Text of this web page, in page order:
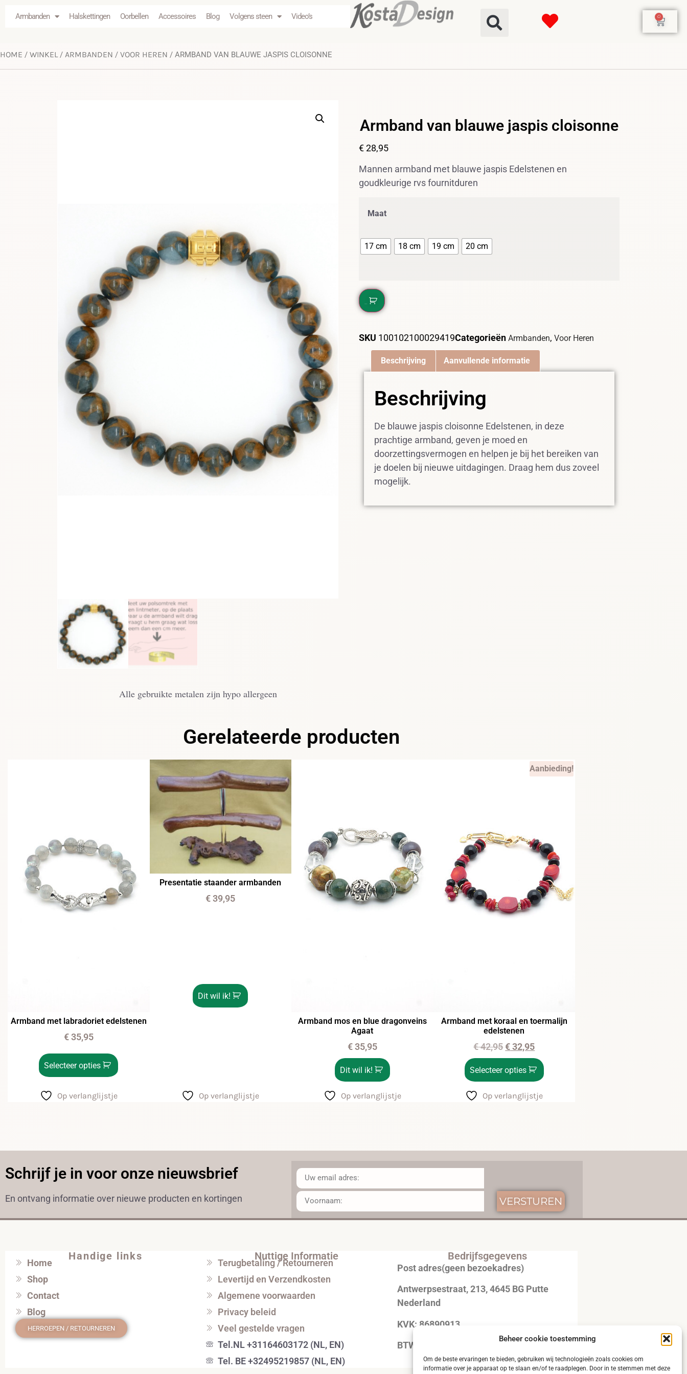
Beheer cookie toestemming
Om de beste ervaringen te bieden, gebruiken wij technologieën zoals cookies om
informatie over je apparaat op te slaan en/of te raadplegen. Door in te stemmen met deze
Armbanden Halskettingen Oorbellen Accessoires Blog Volgens steen Video’s 0
HOME / WINKEL/ ARMBANDEN / VOOR HEREN / ARMBAND VAN BLAUWE JASPIS CLOISONNE
Alle gebruikte metalen zijn hypo allergeen
Armband van blauwe jaspis cloisonne
€28,95
Mannen armband met blauwe jaspis Edelstenen en
goudkleurige rvs fournitduren
Maat
17 cm 18 cm 19 cm 20 cm
SKU 100102100029419Categorieën Armbanden, Voor Heren
Beschrijving Aanvullende informatie
Beschrijving
De blauwe jaspis cloisonne Edelstenen, in deze
prachtige armband, geven je moed en
doorzettingsvermogen en helpen je bij het bereiken van
je doelen bij nieuwe uitdagingen. Draag hem dus zoveel
mogelijk.
Gerelateerde producten
Armband met labradoriet edelstenen
€35,95
Selecteer opties
Op verlanglijstje
Presentatie staander armbanden
€39,95
Dit wil ik!
Op verlanglijstje
Armband mos en blue dragonveins
Agaat
€35,95
Dit wil ik!
Op verlanglijstje
Aanbieding!
Armband met koraal en toermalijn
edelstenen
€42,95 €32,95
Selecteer opties
Op verlanglijstje
Schrijf je in voor onze nieuwsbrief
En ontvang informatie over nieuwe producten en kortingen VERSTUREN
Handige links
Home
Shop
Contact
Blog
HERROEPEN / RETOURNEREN
Nuttige Informatie
Terugbetaling / Retourneren
Levertijd en Verzendkosten
Algemene voorwaarden
Privacy beleid
Veel gestelde vragen
Tel.NL +31164603172 (NL, EN)
Tel. BE +32495219857 (NL, EN)
Bedrijfsgegevens
Post adres(geen bezoekadres)
Antwerpsestraat, 213, 4645 BG Putte
Nederland
KVK: 86890913
BTW: NL004320792B51